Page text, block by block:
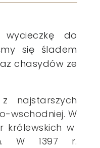
do
się śladem
chasydów ze
najstarszych
wschodniej. W
królewskich w
W 1397 r.